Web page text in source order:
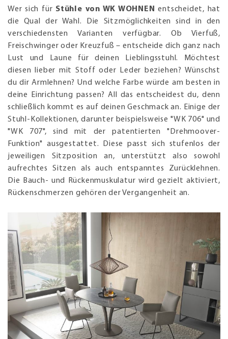
Wer sich für Stühle von WK WOHNEN entscheidet, hat
die Qual der Wahl. Die Sitzmöglichkeiten sind in den
verschiedensten Varianten verfügbar. Ob Vierfuß,
Freischwinger oder Kreuzfuß – entscheide dich ganz nach
Lust und Laune für deinen Lieblingsstuhl. Möchtest
diesen lieber mit Stoff oder Leder beziehen? Wünschst
du dir Armlehnen? Und welche Farbe würde am besten in
deine Einrichtung passen? All das entscheidest du, denn
schließlich kommt es auf deinen Geschmack an. Einige der
Stuhl-Kollektionen, darunter beispielsweise "WK 706" und
"WK 707", sind mit der patentierten "Drehmoover-
Funktion" ausgestattet. Diese passt sich stufenlos der
jeweiligen Sitzposition an, unterstützt also sowohl
aufrechtes Sitzen als auch entspanntes Zurücklehnen.
Die Bauch- und Rückenmuskulatur wird gezielt aktiviert,
Rückenschmerzen gehören der Vergangenheit an.